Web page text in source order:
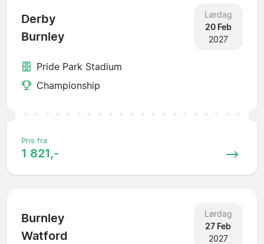
Derby
Burnley
Lørdag
20 Feb
2027
Pride Park Stadium
Championship
Pris fra
1 821,-
Burnley
Watford
Lørdag
27 Feb
2027